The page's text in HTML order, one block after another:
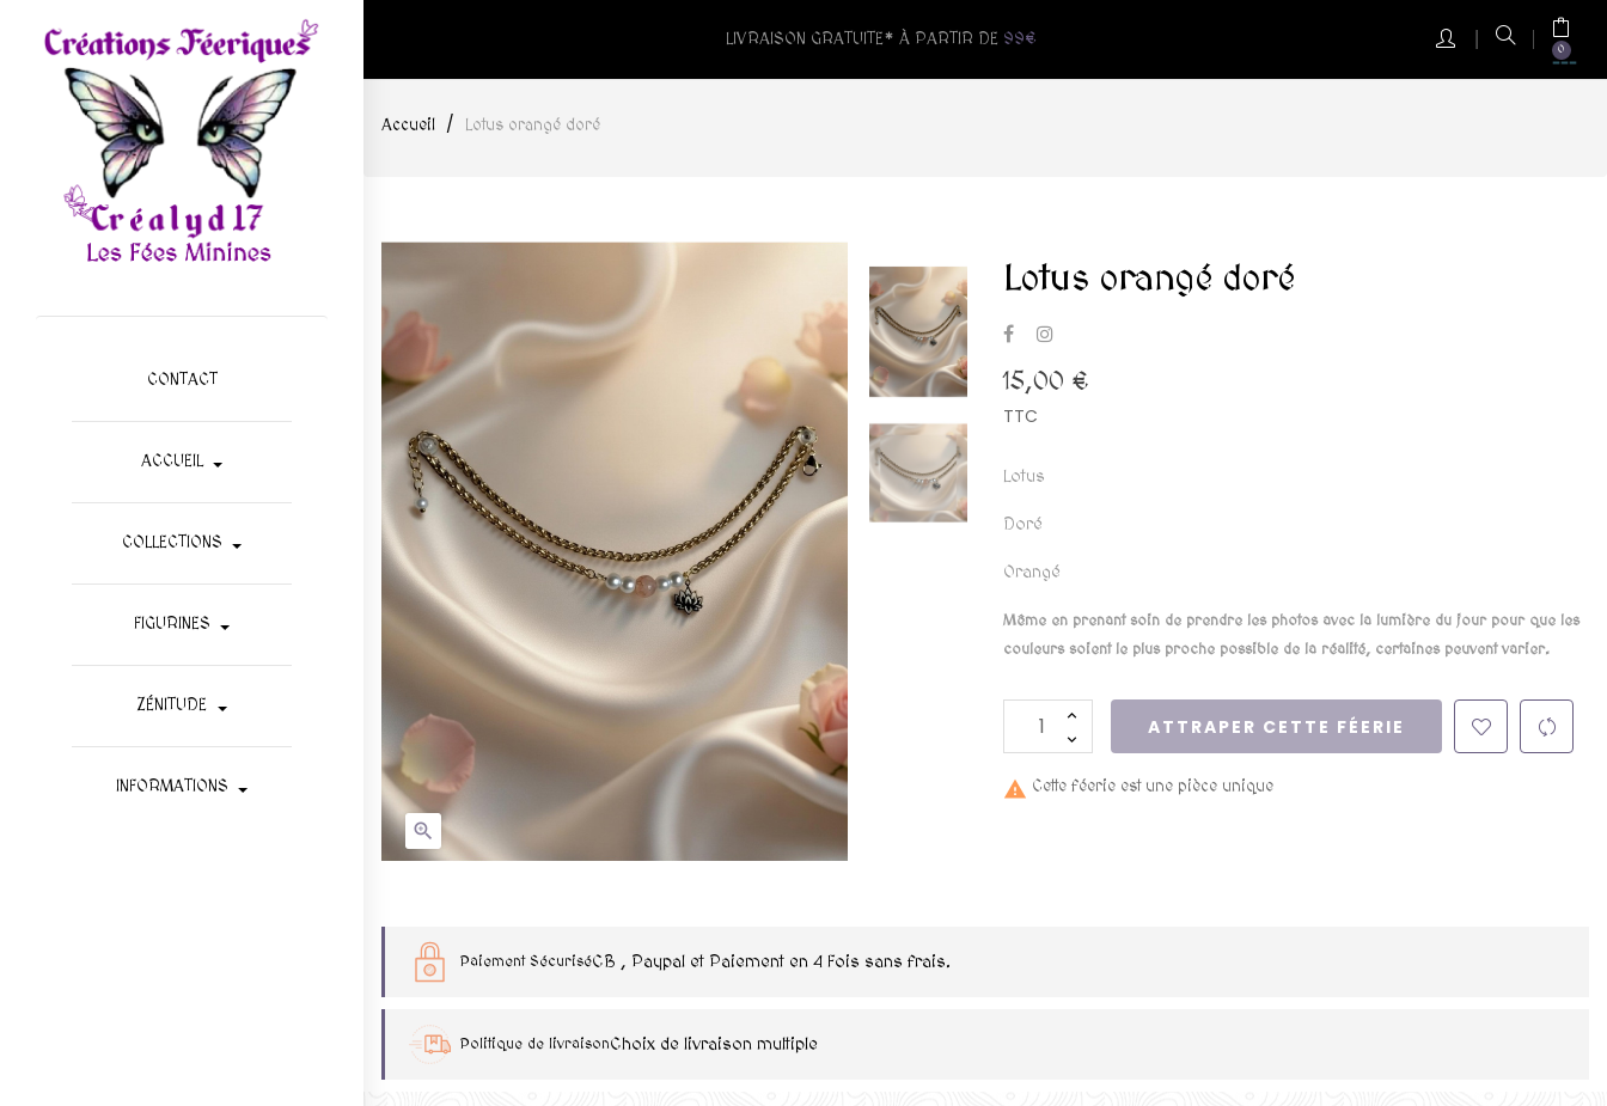
LIVRAISON GRATUITE* À PARTIR DE 99€
0
CONTACT
ACCUEIL
COLLECTIONS
FIGURINES
ZÉNITUDE
INFORMATIONS
Accueil Lotus orangé doré

Lotus orangé doré
15,00 €
TTC
Lotus
Doré
Orangé
Même en prenant soin de prendre les photos avec la lumière du jour pour que les
couleurs soient le plus proche possible de la réalité, certaines peuvent varier.
ATTRAPER CETTE FÉERIE
 Cette féerie est une pièce unique
Paiement SécuriséCB , Paypal et Paiement en 4 Fois sans frais.
Politique de livraisonChoix de livraison multiple